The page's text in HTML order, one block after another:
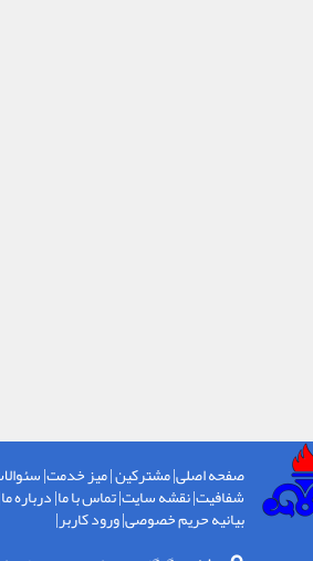
صفحه اصلی|مشترکین|میز خدمت|
شفافیت|نقشه سایت|تماس با ما|درباره ما
بیانیه حریم خصوصی|ورود کاربر|